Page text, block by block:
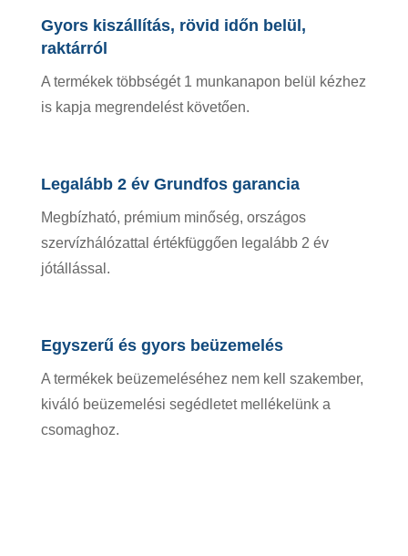
Gyors kiszállítás, rövid időn belül,
raktárról
A termékek többségét 1 munkanapon belül kézhez
is kapja megrendelést követően.
Legalább 2 év Grundfos garancia
Megbízható, prémium minőség, országos
szervízhálózattal értékfüggően legalább 2 év
jótállással.
Egyszerű és gyors beüzemelés
A termékek beüzemeléséhez nem kell szakember,
kiváló beüzemelési segédletet mellékelünk a
csomaghoz.